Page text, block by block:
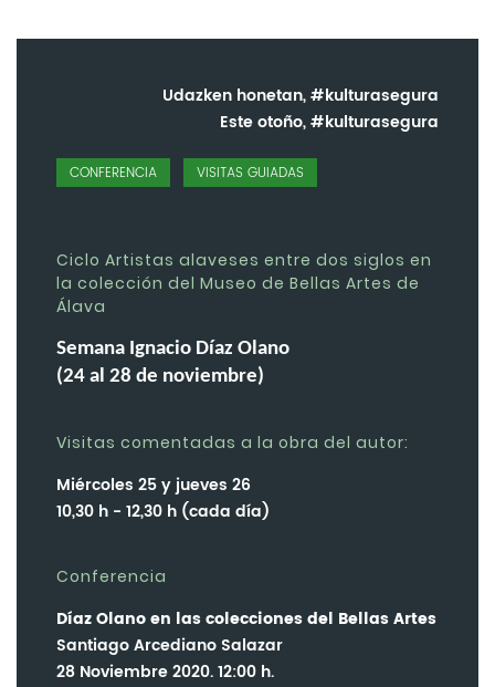
Udazken honetan, #kulturasegura
Este otoño, #kulturasegura
CONFERENCIA VISITAS GUIADAS
Ciclo Artistas alaveses entre dos siglos en
la colección del Museo de Bellas Artes de
Álava
Semana Ignacio Díaz Olano
(24 al 28 de noviembre)
Visitas comentadas a la obra del autor:
Miércoles 25 y jueves 26
10,30 h - 12,30 h (cada día)
Conferencia
Díaz Olano en las colecciones del Bellas Artes
Santiago Arcediano Salazar
28 Noviembre 2020. 12:00 h.